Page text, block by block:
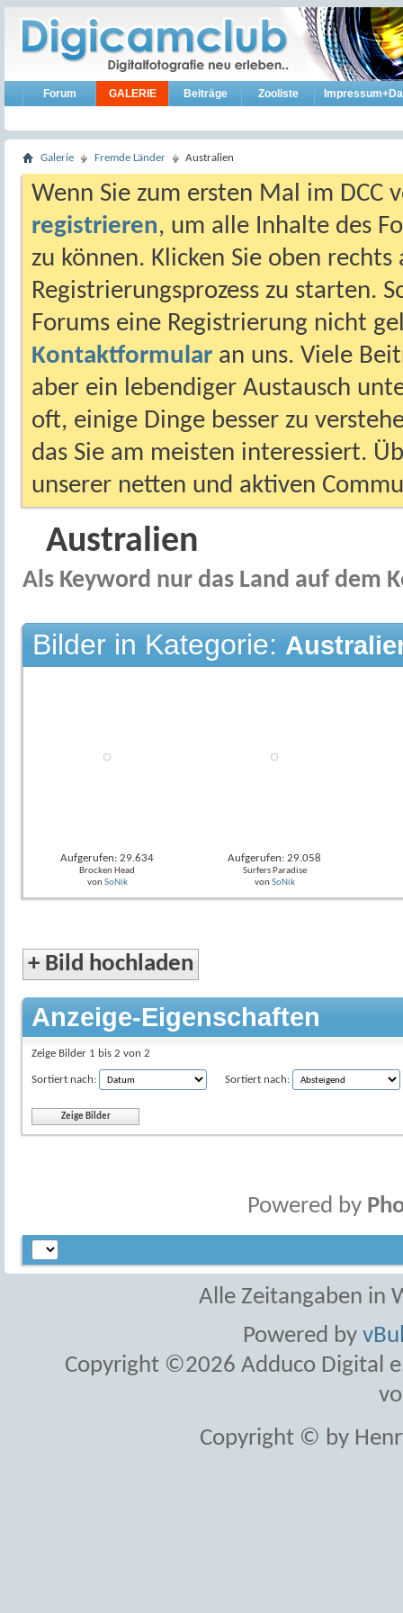
Forum GALERIE Beiträge Zooliste
Galerie Fremde Länder Australien
Wenn Sie zum ersten Mal im DCC
registrieren, um alle Inhalte des
zu können. Klicken Sie oben
Registrierungsprozess zu starten.
Forums eine Registrierung nicht
Kontaktformular an uns. Viele
aber ein lebendiger Austausch
oft, einige Dinge besser zu
das Sie am meisten interessiert.
unserer netten und aktiven
Australien
Als Keyword nur das Land auf dem
Bilder in Kategorie:
Aufgerufen: 29.634
Brocken Head
von SoNik
Aufgerufen: 29.058
Surfers Paradise
von SoNik
+ Bild hochladen
Anzeige-Eigenschaften
Zeige Bilder 1 bis 2 von 2
Sortiert nach: Sortiert nach:
Powered by
Alle Zeitangaben in
Powered by
Copyright ©2026 Adduco Digital
Copyright © by